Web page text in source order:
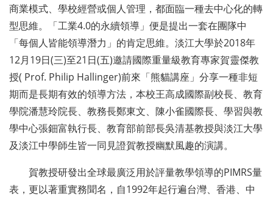
商業模式、學校經營或個人管理，都面臨一種去中心化的轉
型思維。「工業4.0的永續領導」便是提出一套在團隊中
「每個人皆能領導潛力」的肯定思維。淡江大學於2018年
12月19日(三)至21日(五)邀請國際重量級教育專家賀靈傑教
授( Prof. Philip Hallinger)前來「熊貓講座」分享一種非短
期而是長期有效的領導方法，本校王高成國際副校長、教育
學院潘慧玲院長、教務長鄭東文、陳小雀國際長、學習與教
學中心張鈿富執行長、教育部前部長吳清基教授與淡江大學
及淡江中學師生皆一同見證賀教授幽默風趣的演講。
賀教授研發出全球最廣泛用於評量教學領導的PIMRS量
表，更以著重實務聞名，自1992年起行遍台灣、香港、中